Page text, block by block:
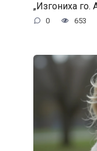
„Изгониха го.
0 653